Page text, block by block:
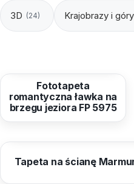
3D (24) Krajobrazy i góry
Fototapeta
romantyczna ławka na
brzegu jeziora FP 5975
od40,97 zł
Tapeta na ścianę